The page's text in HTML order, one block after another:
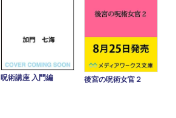
呪術講座 入門編 後宮の呪術女官２